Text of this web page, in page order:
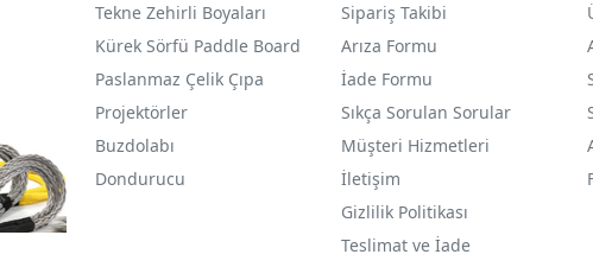
Tekne Zehirli Boyaları
Kürek Sörfü Paddle Board
Paslanmaz Çelik Çıpa
Projektörler
Buzdolabı
Dondurucu
Sipariş Takibi
Arıza Formu
İade Formu
Sıkça Sorulan Sorular
Müşteri Hizmetleri
İletişim
Gizlilik Politikası
Teslimat ve İade